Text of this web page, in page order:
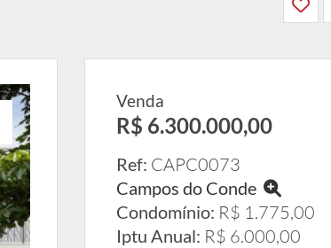
Venda
R$ 6.300.000,00
Ref: CAPC0073
Campos do Conde
Condomínio: R$ 1.775,00
Iptu Anual: R$ 6.000,00